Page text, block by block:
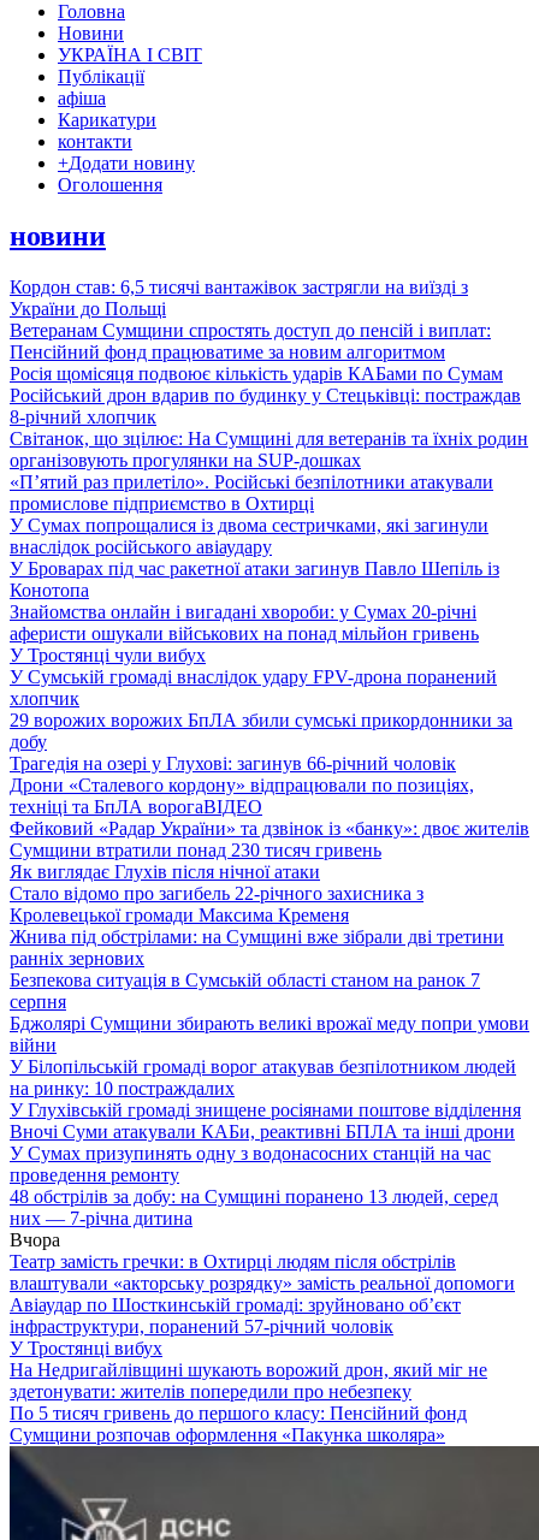
Головна
Новини
УКРАЇНА І СВІТ
Публікації
афіша
Карикатури
контакти
+Додати новину
Оголошення
новини
Кордон став: 6,5 тисячі вантажівок застрягли на виїзді з
України до Польщі
Ветеранам Сумщини спростять доступ до пенсій і виплат:
Пенсійний фонд працюватиме за новим алгоритмом
Росія щомісяця подвоює кількість ударів КАБами по Сумам
Російський дрон вдарив по будинку у Стецьківці: постраждав
8-річний хлопчик
Світанок, що зцілює: На Сумщині для ветеранів та їхніх родин
організовують прогулянки на SUP-дошках
«П’ятий раз прилетіло». Російські безпілотники атакували
промислове підприємство в Охтирці
У Сумах попрощалися із двома сестричками, які загинули
внаслідок російського авіаудару
У Броварах під час ракетної атаки загинув Павло Шепіль із
Конотопа
Знайомства онлайн і вигадані хвороби: у Сумах 20-річні
аферисти ошукали військових на понад мільйон гривень
У Тростянці чули вибух
У Сумській громаді внаслідок удару FPV-дрона поранений
хлопчик
29 ворожих ворожих БпЛА збили сумські прикордонники за
добу
Трагедія на озері у Глухові: загинув 66-річний чоловік
Дрони «Сталевого кордону» відпрацювали по позиціях,
техніці та БпЛА ворогаВІДЕО
Фейковий «Радар України» та дзвінок із «банку»: двоє жителів
Сумщини втратили понад 230 тисяч гривень
Як виглядає Глухів після нічної атаки
Стало відомо про загибель 22-річного захисника з
Кролевецької громади Максима Кременя
Жнива під обстрілами: на Сумщині вже зібрали дві третини
ранніх зернових
Безпекова ситуація в Сумській області станом на ранок 7
серпня
Бджолярі Сумщини збирають великі врожаї меду попри умови
війни
У Білопільській громаді ворог атакував безпілотником людей
на ринку: 10 постраждалих
У Глухівській громаді знищене росіянами поштове відділення
Вночі Суми атакували КАБи, реактивні БПЛА та інші дрони
У Сумах призупинять одну з водонасосних станцій на час
проведення ремонту
48 обстрілів за добу: на Сумщині поранено 13 людей, серед
них — 7-річна дитина
Вчора
Театр замість гречки: в Охтирці людям після обстрілів
влаштували «акторську розрядку» замість реальної допомоги
Авіаудар по Шосткинській громаді: зруйновано об’єкт
інфраструктури, поранений 57-річний чоловік
У Тростянці вибух
На Недригайлівщині шукають ворожий дрон, який міг не
здетонувати: жителів попередили про небезпеку
По 5 тисяч гривень до першого класу: Пенсійний фонд
Сумщини розпочав оформлення «Пакунка школяра»